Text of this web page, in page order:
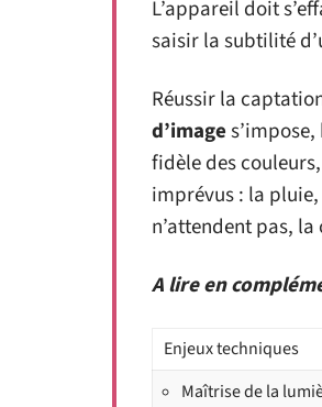
L’appareil doit
saisir la subtilité
Réussir la
d’image
fidèle des
imprévus : la
n’attendent pas,
A lire en
Enjeux techniques
Maîtrise de la